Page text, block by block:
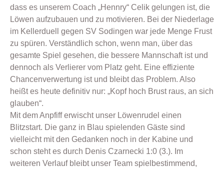
dass es unserem Coach „Hennry“ Celik gelungen ist, die
Löwen aufzubauen und zu motivieren. Bei der Niederlage
im Kellerduell gegen SV Sodingen war jede Menge Frust
zu spüren. Verständlich schon, wenn man, über das
gesamte Spiel gesehen, die bessere Mannschaft ist und
dennoch als Verlierer vom Platz geht. Eine effiziente
Chancenverwertung ist und bleibt das Problem. Also
heißt es heute definitiv nur: „Kopf hoch Brust raus, an sich
glauben“.
Mit dem Anpfiff erwischt unser Löwenrudel einen
Blitzstart. Die ganz in Blau spielenden Gäste sind
vielleicht mit den Gedanken noch in der Kabine und
schon steht es durch Denis Czarnecki 1:0 (3.). Im
weiteren Verlauf bleibt unser Team spielbestimmend,